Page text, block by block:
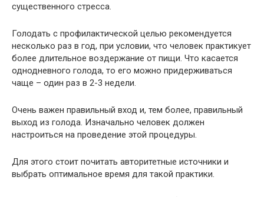
существенного стресса.
Голодать с профилактической целью рекомендуется
несколько раз в год, при условии, что человек практикует
более длительное воздержание от пищи. Что касается
однодневного голода, то его можно придерживаться
чаще – один раз в 2-3 недели.
Очень важен правильный вход и, тем более, правильный
выход из голода. Изначально человек должен
настроиться на проведение этой процедуры.
Для этого стоит почитать авторитетные источники и
выбрать оптимальное время для такой практики.